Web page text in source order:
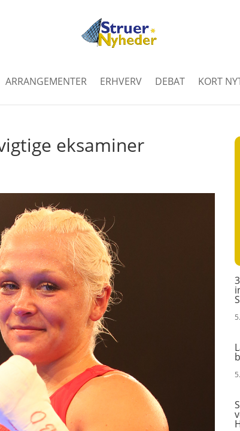
ARRANGEMENTER ERHVERV DEBAT KORT
eksaminer